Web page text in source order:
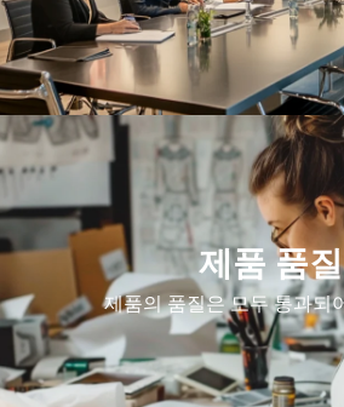
제품 품질
제품의 품질은 모두 통과되